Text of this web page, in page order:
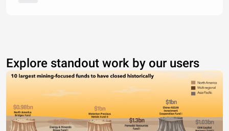
Explore standout work by our users